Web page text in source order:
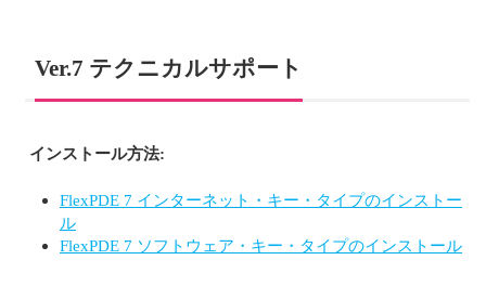
Ver.7 テクニカルサポート
インストール方法:
FlexPDE 7 インターネット・キー・タイプのインストー
ル
FlexPDE 7 ソフトウェア・キー・タイプのインストール